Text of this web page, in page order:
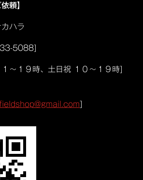
頼】
ハラ
5088]
～１９時、土日祝 １０～１９時]
]